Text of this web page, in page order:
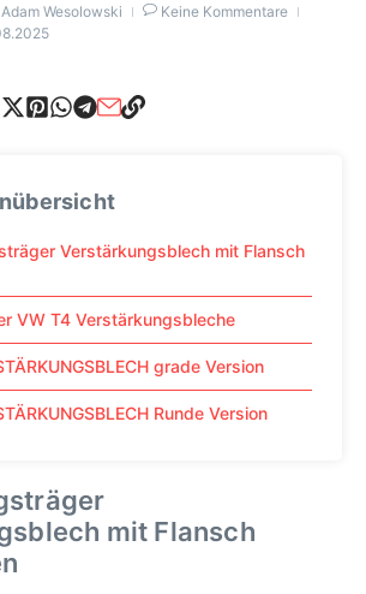
Adam Wesolowski
Keine Kommentare
Verstärkungsblech mit Flansch
VW T4 Verstärkungsbleche
grade Version
Runde Version
mit Flansch